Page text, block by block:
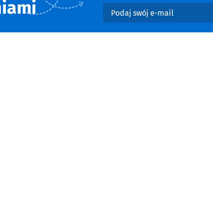
Podaj swój e-mail